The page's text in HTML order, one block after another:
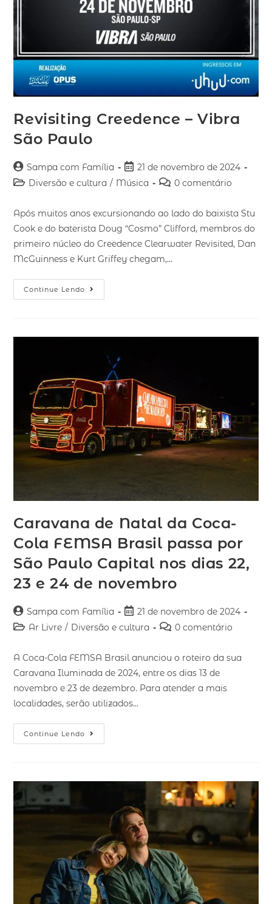
Revisiting Creedence – Vibra
São Paulo
Sampa com Família
21 de novembro de 2024
Diversão e cultura / Música 0 comentário
Após muitos anos excursionando ao lado do baixista Stu
Cook e do baterista Doug “Cosmo” Clifford, membros do
primeiro núcleo do Creedence Clearwater Revisited, Dan
McGuinness e Kurt Griffey chegam,…
Continue Lendo
Caravana de Natal da Coca-
Cola FEMSA Brasil passa por
São Paulo Capital nos dias 22,
23 e 24 de novembro
Sampa com Família
21 de novembro de 2024
Ar Livre / Diversão e cultura 0 comentário
A Coca-Cola FEMSA Brasil anunciou o roteiro da sua
Caravana Iluminada de 2024, entre os dias 13 de
novembro e 23 de dezembro. Para atender a mais
localidades, serão utilizados…
Continue Lendo